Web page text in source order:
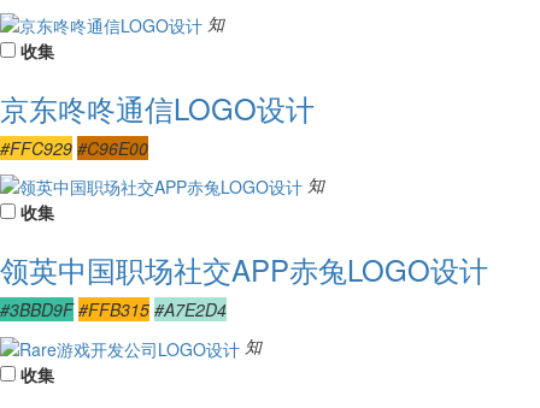
知
收集
京东咚咚通信LOGO设计
#FFC929 #C96E00
知
收集
领英中国职场社交APP赤兔LOGO设计
#3BBD9F #FFB315 #A7E2D4
知
收集